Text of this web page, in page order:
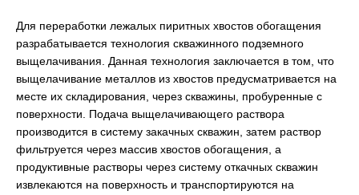
Для переработки лежалых пиритных хвостов обогащения
разрабатывается технология скважинного подземного
выщелачивания. Данная технология заключается в том, что
выщелачивание металлов из хвостов предусматривается на
месте их складирования, через скважины, пробуренные с
поверхности. Подача выщелачивающего раствора
производится в систему закачных скважин, затем раствор
фильтруется через массив хвостов обогащения, а
продуктивные растворы через систему откачных скважин
извлекаются на поверхность и транспортируются на